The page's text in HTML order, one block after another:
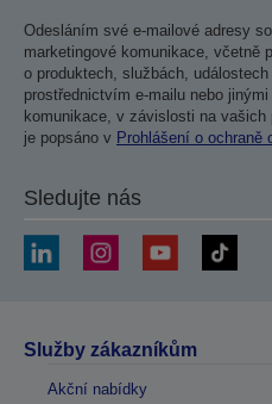
Odesláním své e-mailové adresy
marketingové komunikace, včetně
o produktech, službách,
prostřednictvím e-mailu nebo
komunikace, v závislosti na
je popsáno v Prohlášení o ochraně
Sledujte nás
Služby zákazníkům
Akční nabídky